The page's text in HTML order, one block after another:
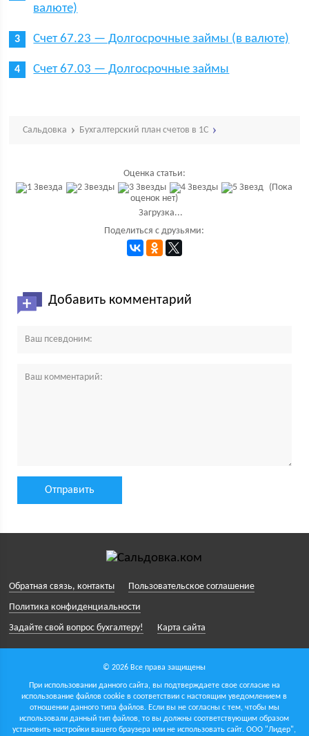
валюте)
Счет 67.23 — Долгосрочные займы (в валюте)
Счет 67.03 — Долгосрочные займы
Сальдовка Бухгалтерский план счетов в 1С
Оценка статьи:
(Пока
оценок нет)
Загрузка...
Поделиться с друзьями:
Добавить комментарий
Обратная связь, контакты
Пользовательское соглашение
Политика конфиденциальности
Задайте свой вопрос бухгалтеру!
Карта сайта
© 2026 Все права защищены
При использовании данного сайта, вы подтверждаете свое согласие на
использование файлов cookie в соответствии с настоящим уведомлением в
отношении данного типа файлов. Если вы не согласны с тем, чтобы мы
использовали данный тип файлов, то вы должны соответствующим образом
установить настройки вашего браузера или не использовать сайт.ООО "Лидер",